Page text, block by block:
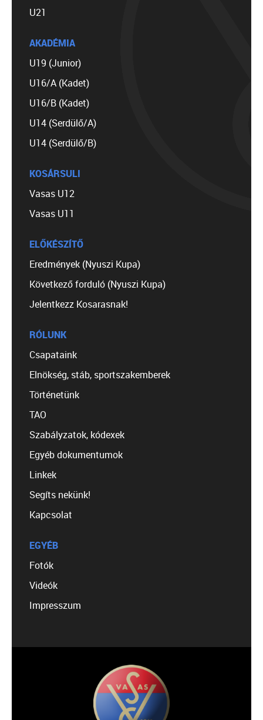
U21
AKADÉMIA
U19 (Junior)
U16/A (Kadet)
U16/B (Kadet)
U14 (Serdülő/A)
U14 (Serdülő/B)
KOSÁRSULI
Vasas U12
Vasas U11
ELŐKÉSZÍTŐ
Eredmények (Nyuszi Kupa)
Következő forduló (Nyuszi Kupa)
Jelentkezz Kosarasnak!
RÓLUNK
Csapataink
Elnökség, stáb, sportszakemberek
Történetünk
TAO
Szabályzatok, kódexek
Egyéb dokumentumok
Linkek
Segíts nekünk!
Kapcsolat
EGYÉB
Fotók
Videók
Impresszum